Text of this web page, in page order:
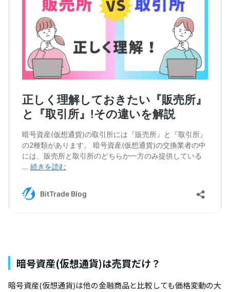
暗号資産(仮想通貨)は売買だけ？
暗号資産(仮想通貨)は他の金融商品と比較しても価格変動の大